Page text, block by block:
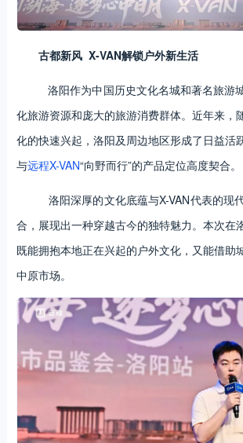
古都新风 X-VAN解锁户外新生活
洛阳作为中国历史文化名城和著名旅游
化旅游资源和庞大的旅游消费群体。近年来，
化的快速兴起，洛阳及周边地区形成了日益活
与远程X-VAN“向野而行”的产品定位高度契合。
洛阳深厚的文化底蕴与X-VAN代表的现
合，展现出一种穿越古今的独特魅力。本次在
既能拥抱本地正在兴起的户外文化，又能借助
中原市场。